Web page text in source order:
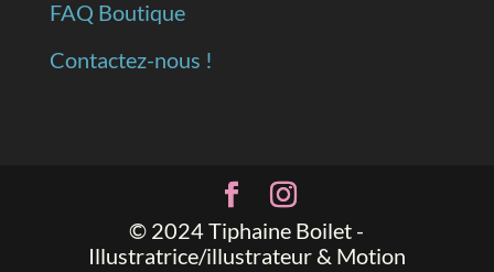
FAQ Boutique
Contactez-nous !
© 2024 Tiphaine Boilet -
Illustratrice/illustrateur & Motion